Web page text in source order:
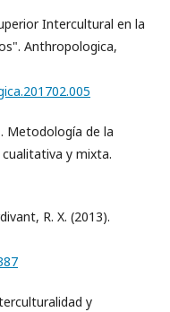
Intercultural en la
Anthropologica,
Metodología de la
y mixta.
R. X. (2013).
y